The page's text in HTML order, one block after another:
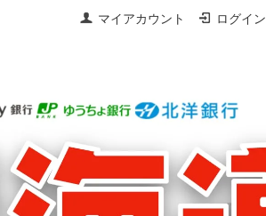
マイアカウント ログイン